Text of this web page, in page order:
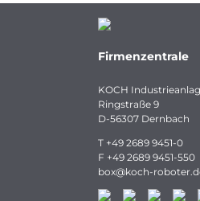
Firmenzentrale
KOCH
Ringstraße 9
D-56307 Dernbach
T +49 2689 9451-0
F +49 2689 9451-550
box@koch-roboter.